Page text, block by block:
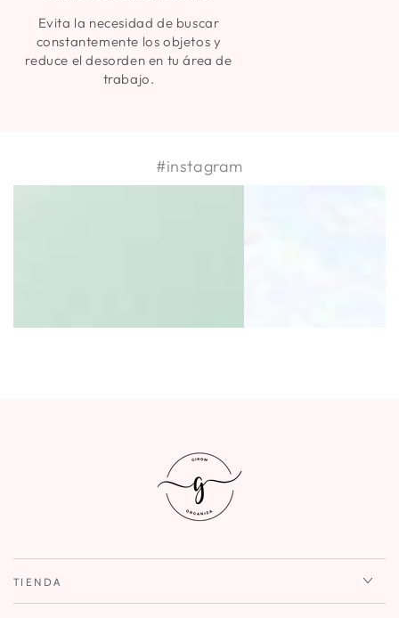
Evita la necesidad de buscar
constantemente los objetos y
reduce el desorden en tu área de
trabajo.
#instagram
TIENDA